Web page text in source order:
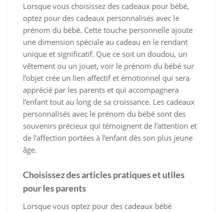
Lorsque vous choisissez des cadeaux pour bébé,
optez pour des cadeaux personnalisés avec le
prénom du bébé. Cette touche personnelle ajoute
une dimension spéciale au cadeau en le rendant
unique et significatif. Que ce soit un doudou, un
vêtement ou un jouet, voir le prénom du bébé sur
l’objet crée un lien affectif et émotionnel qui sera
apprécié par les parents et qui accompagnera
l’enfant tout au long de sa croissance. Les cadeaux
personnalisés avec le prénom du bébé sont des
souvenirs précieux qui témoignent de l’attention et
de l’affection portées à l’enfant dès son plus jeune
âge.
Choisissez des articles pratiques et utiles
pour les parents
Lorsque vous optez pour des cadeaux bébé